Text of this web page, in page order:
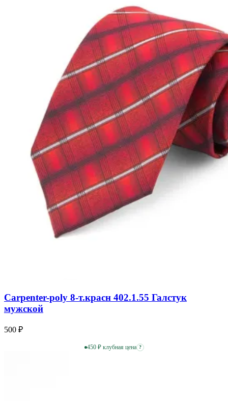
Carpenter-poly 8-т.красн 402.1.55 Галстук
мужской
500 ₽
450 ₽ клубная цена ?